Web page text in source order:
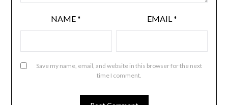
NAME* EMAIL*
Save my name, email, and website in this browser for the next
time I comment.